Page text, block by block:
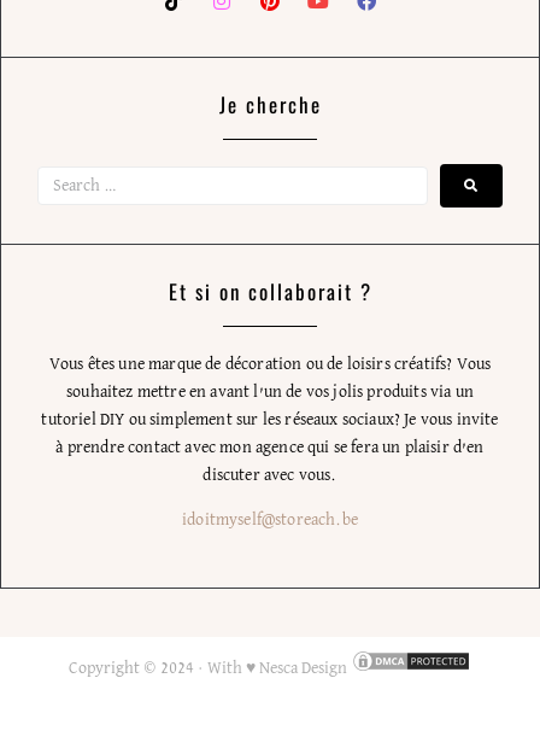
Je cherche
Et si on collaborait ?
Vous êtes une marque de décoration ou de loisirs créatifs? Vous
souhaitez mettre en avant l’un de vos jolis produits via un
tutoriel DIY ou simplement sur les réseaux sociaux? Je vous invite
à prendre contact avec mon agence qui se fera un plaisir d’en
discuter avec vous.
idoitmyself@storeach.be
Copyright © 2024 · With ♥ Nesca Design